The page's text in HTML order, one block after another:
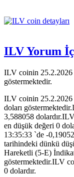
ILV Yorum
ILV coinin 25.2.2026
göstermektedir.
ILV coinin
doları
3,588058
en düşük değeri 0
13:35:33 `de -
tarihindeki dünkü
Hareketli (5-E)
göstermektedir.ILV
0 dolardır.